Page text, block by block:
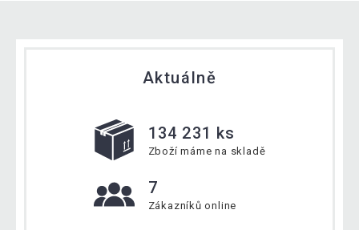
Aktuálně
134 231 ks
Zboží máme na skladě
7
Zákazníků online